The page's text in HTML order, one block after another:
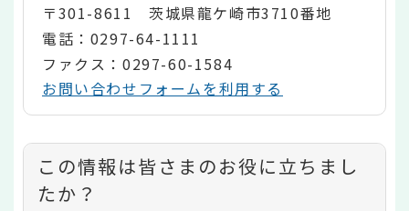
〒301-8611 茨城県龍ケ崎市3710番地
電話：0297-64-1111
ファクス：0297-60-1584
お問い合わせフォームを利用する
コ
ン
この情報は皆さまのお役に立ちまし
たか？